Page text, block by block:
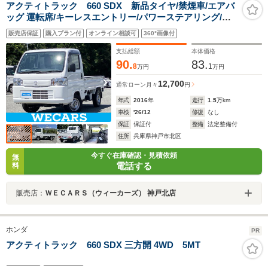
アクティトラック 660 SDX 新品タイヤ/禁煙車/エアバ
ッグ 運転席/キーレスエントリー/パワーステアリング/マ
ニュアルエアコン/ユーザー買取車/ラジオ
販売店保証 購入プラン付 オンライン相談可 360°画像付
支払総額
90.8万円
本体価格
83. 1万円
通常ローン 月々12,700円
年式 2016年 走行 1.5万km
車検
'26/12 修復
なし
保証
保証付 整備
法定整備付
住所
兵庫県神戸市北区
無
料
今すぐ在庫確認・見積依頼
電話する
販売店： ＷＥＣＡＲＳ（ウィーカーズ） 神戸北店
ホンダ PR
アクティトラック 660 SDX 三方開 4WD 5MT